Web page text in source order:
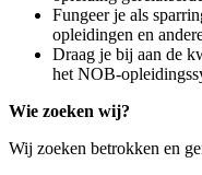
Fungeer je als
opleidingen en
Draag je bij aan de
het NOB-
Wie zoeken wij?
Wij zoeken betrokken en